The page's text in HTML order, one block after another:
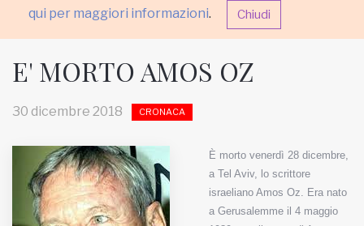
qui per maggiori informazioni. Chiudi
RUBRICHE
MUNICIPI
E' MORTO AMOS OZ
30 dicembre 2018 CRONACA
È morto venerdì 28 dicembre,
a Tel Aviv, lo scrittore
israeliano Amos Oz. Era nato
a Gerusalemme il 4 maggio